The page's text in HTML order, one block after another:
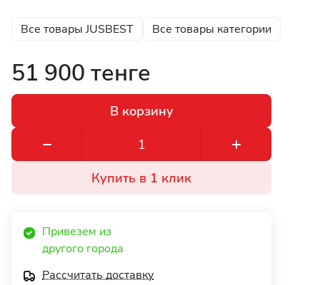
Все товары JUSBEST Все товары категории
51 900 тенге
В корзину
Купить в 1 клик
Привезем из
другого города
Рассчитать доставку